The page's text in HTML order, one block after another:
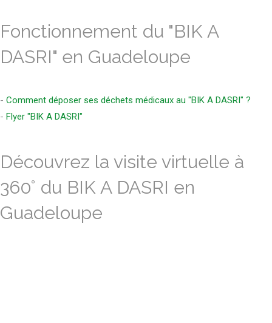
Fonctionnement du "BIK A
DASRI" en Guadeloupe
- Comment déposer ses déchets médicaux au "BIK A DASRI" ?
- Flyer "BIK A DASRI"
Découvrez la visite virtuelle à
360° du BIK A DASRI en
Guadeloupe